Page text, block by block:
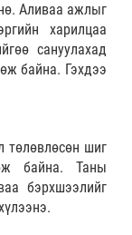
Аливаа ажлыг
харилцаа
сануулахад
байна. Гэхдээ
төлөвлөсөн шиг
байна. Таны
бэрхшээлийг